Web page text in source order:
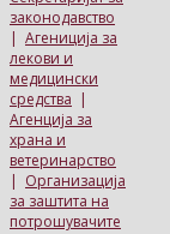
законодавство
| Агениција за
лекови и
медицински
средства |
Агенција за
храна и
ветеринарство
| Организација
за заштита на
потрошувачите